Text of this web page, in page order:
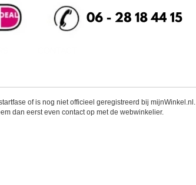
of is nog niet officieel geregistreerd bij mijnWinkel.nl.
dan eerst even contact op met de webwinkelier.